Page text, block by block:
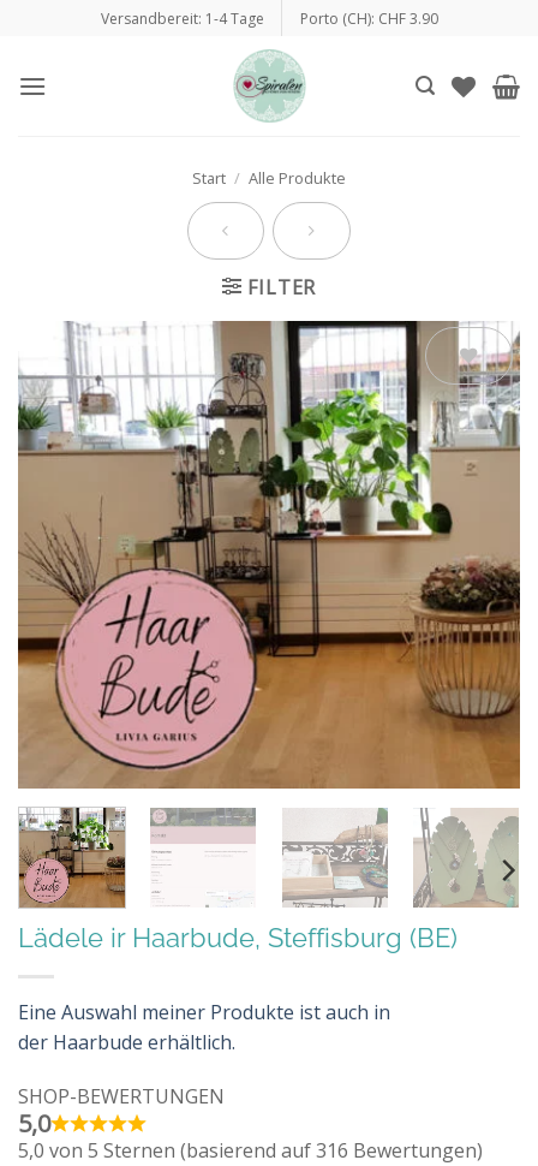
springen
Versandbereit: 1-4 Tage Porto (CH): CHF 3.90
Start / Alle Produkte
FILTER
Auf die
Wunschliste
Lädele ir Haarbude, Steffisburg (BE)
Eine Auswahl meiner Produkte ist auch in
der Haarbude erhältlich.
SHOP-BEWERTUNGEN
5,0
5,0 von 5 Sternen (basierend auf 316 Bewertungen)